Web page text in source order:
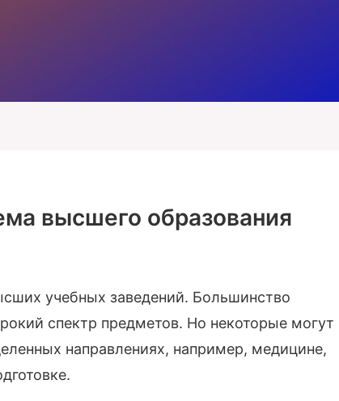
высшего образования
учебных заведений. Большинство
спектр предметов. Но некоторые могут
направлениях, например, медицине,